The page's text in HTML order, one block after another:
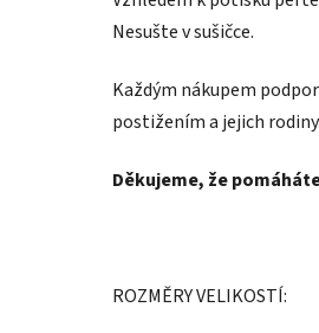
Nesušte v sušičce.
Každým nákupem
postižením a jejich rodiny.
Děkujeme, že
ROZMĚRY VELIKOSTÍ: